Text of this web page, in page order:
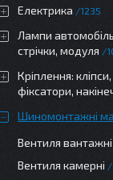
Електрика 1235
Лампи
стрічки, модуля
Кріплення:
фіксатори,
Шиномонтажні
Вентиля вантажні
Вентиля камерні